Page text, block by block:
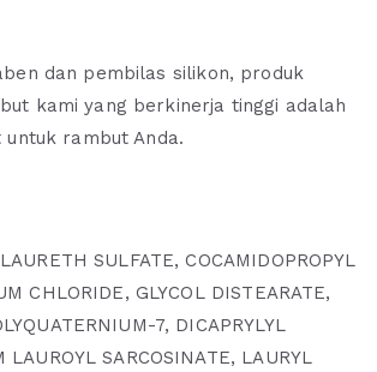
dan pembilas silikon, produk
kami yang berkinerja tinggi adalah
rambut Anda.
SULFATE, COCAMIDOPROPYL
CHLORIDE, GLYCOL DISTEARATE,
7, DICAPRYLYL
LAUROYL SARCOSINATE, LAURYL